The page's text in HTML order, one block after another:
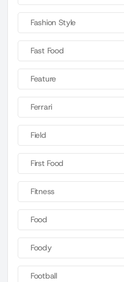
Fashion Style
Fast Food
Feature
Ferrari
Field
First Food
Fitness
Food
Foody
Football